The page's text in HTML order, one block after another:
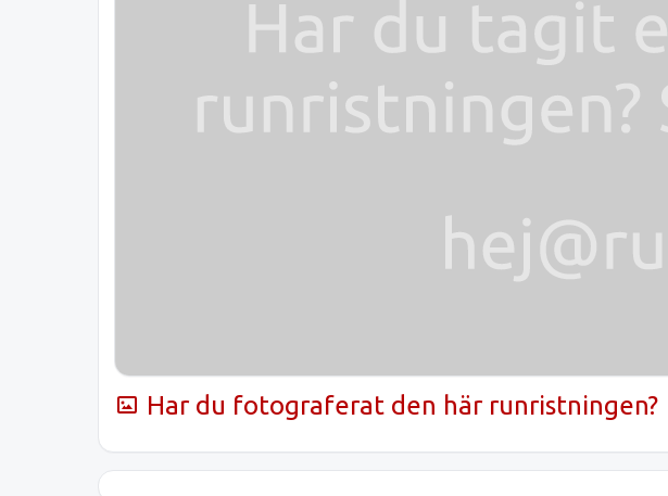
Har du fotograferat den här runristningen?